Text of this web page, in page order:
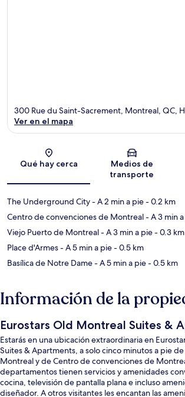
Sección del
300 Rue du Saint-Sacrement, Montreal, QC,
Ver en el mapa
Qué hay cerca
Medios de
transporte
The Underground City- A 2 min a pie- 0.2 km
Centro de convenciones de Montreal- A 3 min
Viejo Puerto de Montreal- A 3 min a pie- 0.3 km
Place d'Armes- A 5 min a pie- 0.5 km
Basílica de Notre Dame- A 5 min a pie- 0.5 km
Información de la
Eurostars Old Montreal Suites &
Estarás en una ubicación extraordinaria en
Suites & Apartments, a solo cinco minutos a pie
Montreal y de Centro de convenciones de
departamentos tienen servicios y amenidades
cocina, televisión de pantalla plana e incluso
diseñador. A otros visitantes les encantan las